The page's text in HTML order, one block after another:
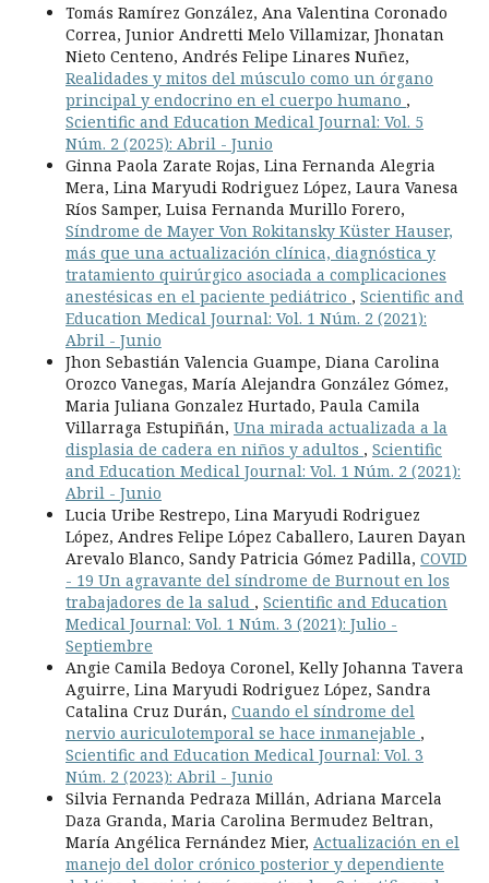
Tomás Ramírez González, Ana Valentina Coronado
Correa, Junior Andretti Melo Villamizar, Jhonatan
Nieto Centeno, Andrés Felipe Linares Nuñez,
Realidades y mitos del músculo como un órgano
principal y endocrino en el cuerpo humano ,
Scientific and Education Medical Journal: Vol. 5
Núm. 2 (2025): Abril - Junio
Ginna Paola Zarate Rojas, Lina Fernanda Alegria
Mera, Lina Maryudi Rodriguez López, Laura Vanesa
Ríos Samper, Luisa Fernanda Murillo Forero,
Síndrome de Mayer Von Rokitansky Küster Hauser,
más que una actualización clínica, diagnóstica y
tratamiento quirúrgico asociada a complicaciones
anestésicas en el paciente pediátrico , Scientific and
Education Medical Journal: Vol. 1 Núm. 2 (2021):
Abril - Junio
Jhon Sebastián Valencia Guampe, Diana Carolina
Orozco Vanegas, María Alejandra González Gómez,
Maria Juliana Gonzalez Hurtado, Paula Camila
Villarraga Estupiñán, Una mirada actualizada a la
displasia de cadera en niños y adultos , Scientific
and Education Medical Journal: Vol. 1 Núm. 2 (2021):
Abril - Junio
Lucia Uribe Restrepo, Lina Maryudi Rodriguez
López, Andres Felipe López Caballero, Lauren Dayan
Arevalo Blanco, Sandy Patricia Gómez Padilla, COVID
- 19 Un agravante del síndrome de Burnout en los
trabajadores de la salud , Scientific and Education
Medical Journal: Vol. 1 Núm. 3 (2021): Julio -
Septiembre
Angie Camila Bedoya Coronel, Kelly Johanna Tavera
Aguirre, Lina Maryudi Rodriguez López, Sandra
Catalina Cruz Durán, Cuando el síndrome del
nervio auriculotemporal se hace inmanejable ,
Scientific and Education Medical Journal: Vol. 3
Núm. 2 (2023): Abril - Junio
Silvia Fernanda Pedraza Millán, Adriana Marcela
Daza Granda, Maria Carolina Bermudez Beltran,
María Angélica Fernández Mier, Actualización en el
manejo del dolor crónico posterior y dependiente